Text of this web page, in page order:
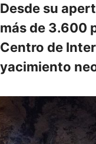
Desde su
más de 3.600
Centro de
yacimiento